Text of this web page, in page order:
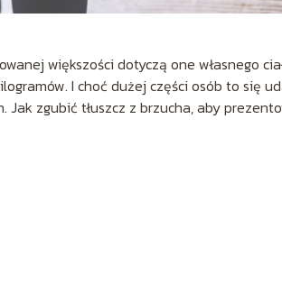
większości dotyczą one własnego
I choć dużej części osób to się
zgubić tłuszcz z brzucha, aby